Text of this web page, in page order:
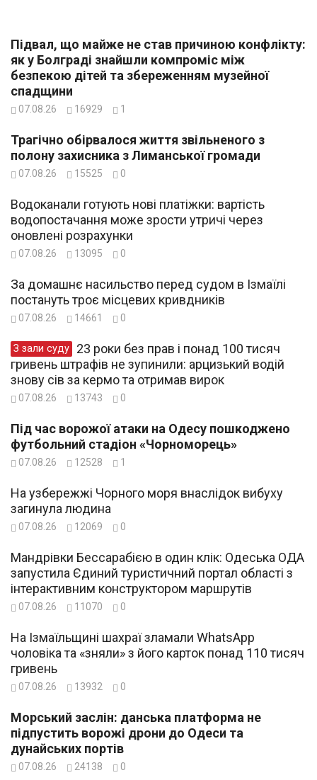
Підвал, що майже не став причиною конфлікту:
як у Болграді знайшли компроміс між
безпекою дітей та збереженням музейної
спадщини
07.08.26 16929 1
Трагічно обірвалося життя звільненого з
полону захисника з Лиманської громади
07.08.26 15525 0
Водоканали готують нові платіжки: вартість
водопостачання може зрости утричі через
оновлені розрахунки
07.08.26 13095 0
За домашнє насильство перед судом в Ізмаїлі
постануть троє місцевих кривдників
07.08.26 14661 0
З зали суду
гривень штрафів не зупинили: арцизький водій
знову сів за кермо та отримав вирок
07.08.26 13743 0
Під час ворожої атаки на Одесу пошкоджено
футбольний стадіон «Чорноморець»
07.08.26 12528 1
На узбережжі Чорного моря внаслідок вибуху
загинула людина
07.08.26 12069 0
Мандрівки Бессарабією в один клік: Одеська ОДА
запустила Єдиний туристичний портал області з
інтерактивним конструктором маршрутів
07.08.26 11070 0
На Ізмаїльщині шахраї зламали WhatsApp
чоловіка та «зняли» з його карток понад 110 тисяч
гривень
07.08.26 13932 0
Морський заслін: данська платформа не
підпустить ворожі дрони до Одеси та
дунайських портів
07.08.26 24138 0